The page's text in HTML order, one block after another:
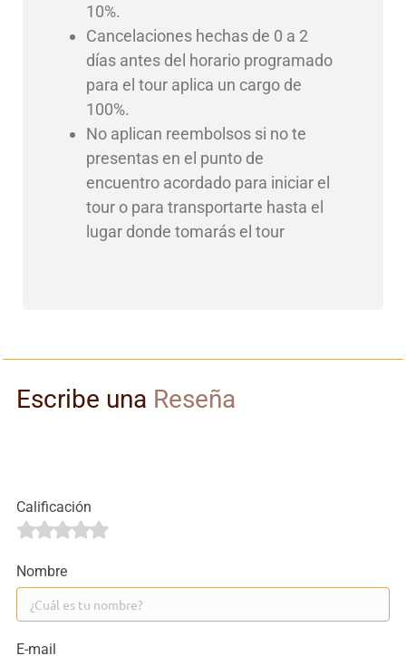
10%.
Cancelaciones hechas de 0 a 2
días antes del horario programado
para el tour aplica un cargo de
100%.
No aplican reembolsos si no te
presentas en el punto de
encuentro acordado para iniciar el
tour o para transportarte hasta el
lugar donde tomarás el tour
Escribe una Reseña
Calificación
Nombre
E-mail